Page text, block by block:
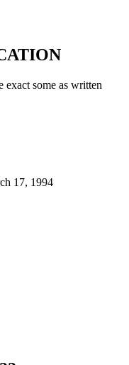
exact some as written
17, 1994